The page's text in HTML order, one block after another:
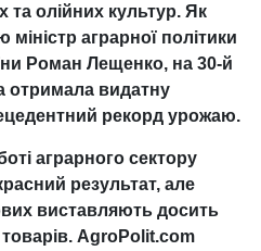
олійних культур. Як
аграрної політики
Роман Лещенко, на 30-й
отримала видатну
рекорд урожаю.
аграрного сектору
результат, але
виставляють досить
товарів. AgroPolit.com